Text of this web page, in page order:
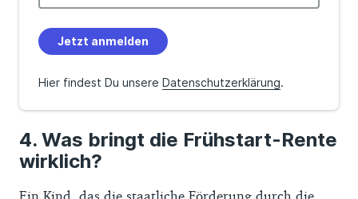
Jetzt anmelden
Hier findest Du unsere Datenschutzerklärung.
Was bringt die Frühstart-Rente
wirklich?